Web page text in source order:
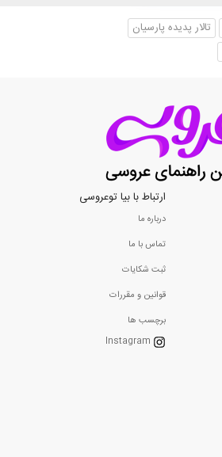
تالار پدیده پارسیان
ارتباط با بیا توعروسی
درباره ما
تماس با ما
ثبت شکایات
قوانین و مقررات
برچسب ها
Instagram